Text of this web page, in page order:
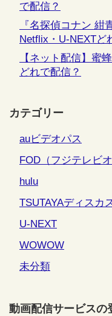
で配信？
『名探偵コナン 紺
Netflix・U-NEXTど
【ネット配信】蜜
どれで配信？
カテゴリー
auビデオパス
FOD（フジテレビ
hulu
TSUTAYAディスカ
U-NEXT
WOWOW
未分類
動画配信サービスの